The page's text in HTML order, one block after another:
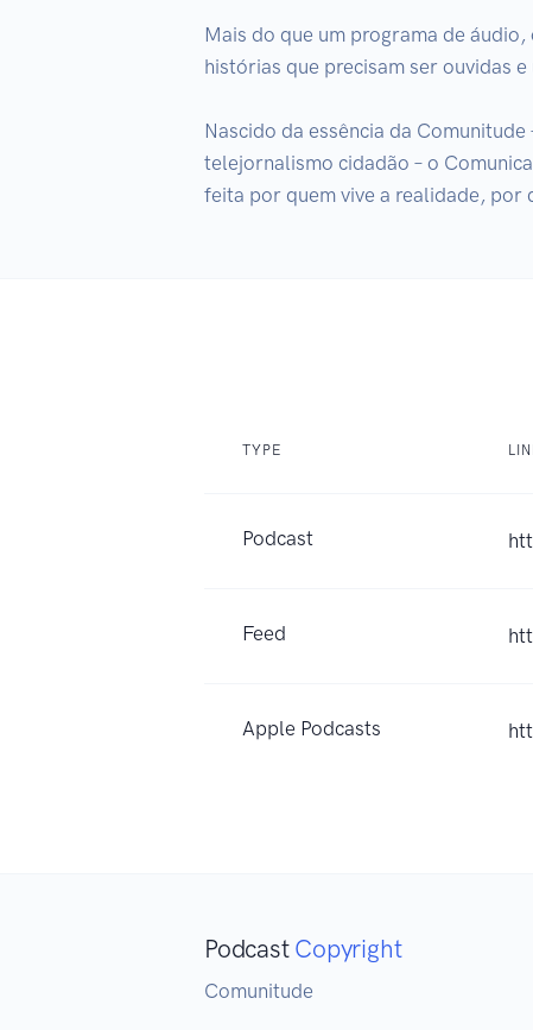
Mais do que um programa de
histórias que precisam ser ouvidas
Nascido da essência da
telejornalismo cidadão – o
feita por quem vive a realidade, por
TYPE
Podcast
Feed
Apple Podcasts
Podcast Copyright
Comunitude